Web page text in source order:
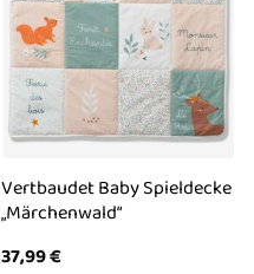
Vertbaudet Baby Spieldecke
„Märchenwald“
37,99€